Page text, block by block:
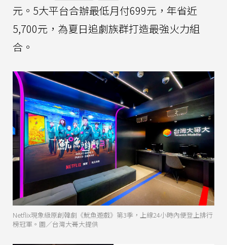
元。5大平台合辦最低月付699元，年省近
5,700元，為夏日追劇族群打造最強火力組
合。
Netflix現象級原創韓劇《魷魚遊戲》第3季，上線24小時內便登上排行
榜冠軍。圖／台灣大哥大提供